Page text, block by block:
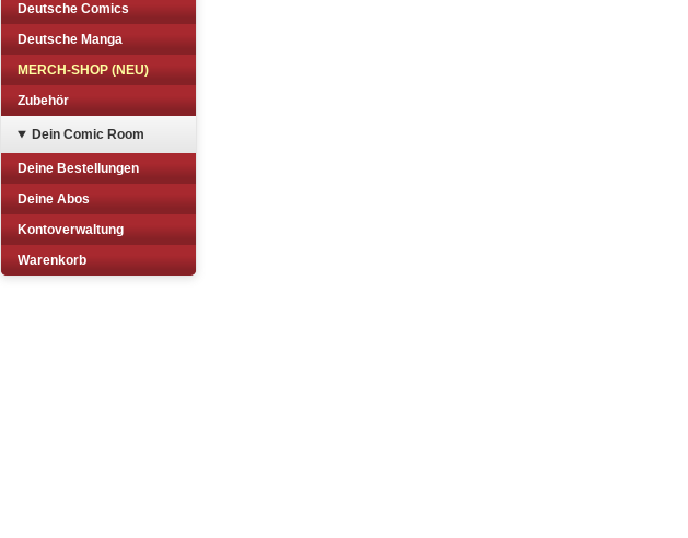
Deutsche Comics
Deutsche Manga
MERCH-SHOP (NEU)
Zubehör
Dein Comic Room
Deine Bestellungen
Deine Abos
Kontoverwaltung
Warenkorb